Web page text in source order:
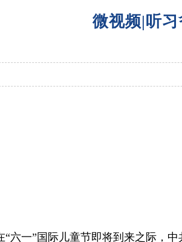
微视频|听
一”国际儿童节即将到来之际，中